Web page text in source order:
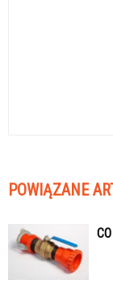
POWIĄZANE